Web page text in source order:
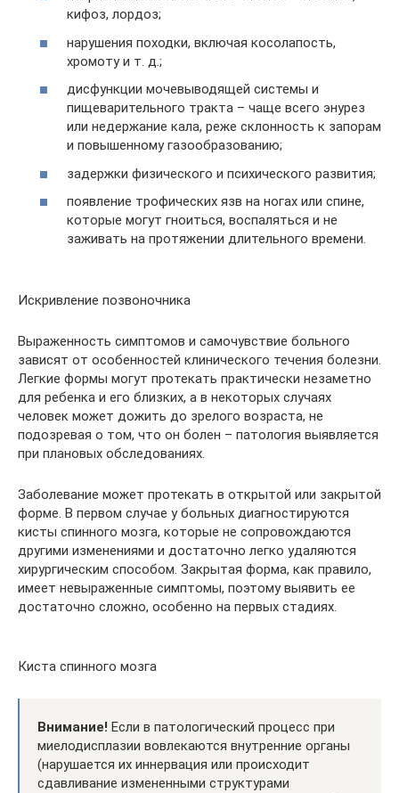
кифоз, лордоз;
нарушения походки, включая косолапость,
хромоту и т. д.;
дисфункции мочевыводящей системы и
пищеварительного тракта – чаще всего энурез
или недержание кала, реже склонность к запорам
и повышенному газообразованию;
задержки физического и психического развития;
появление трофических язв на ногах или спине,
которые могут гноиться, воспаляться и не
заживать на протяжении длительного времени.
Искривление позвоночника
Выраженность симптомов и самочувствие больного
зависят от особенностей клинического течения болезни.
Легкие формы могут протекать практически незаметно
для ребенка и его близких, а в некоторых случаях
человек может дожить до зрелого возраста, не
подозревая о том, что он болен – патология выявляется
при плановых обследованиях.
Заболевание может протекать в открытой или закрытой
форме. В первом случае у больных диагностируются
кисты спинного мозга, которые не сопровождаются
другими изменениями и достаточно легко удаляются
хирургическим способом. Закрытая форма, как правило,
имеет невыраженные симптомы, поэтому выявить ее
достаточно сложно, особенно на первых стадиях.
Киста спинного мозга
Внимание! Если в патологический процесс при
миелодисплазии вовлекаются внутренние органы
(нарушается их иннервация или происходит
сдавливание измененными структурами